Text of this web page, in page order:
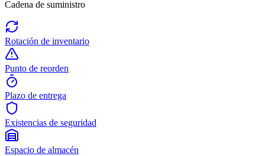
Cadena de suministro
Rotación de inventario
Punto de reorden
Plazo de entrega
Existencias de seguridad
Espacio de almacén